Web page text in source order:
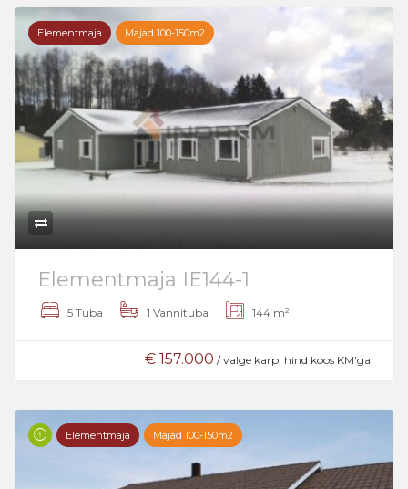
Elementmaja Majad 100-150m2
Elementmaja IE144-1
5 Tuba 1 Vannituba 144 m²
€ 157.000 / valge karp, hind koos KM'ga
Elementmaja Majad 100-150m2